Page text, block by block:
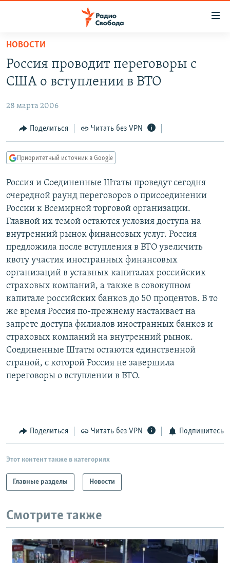
упрощенного
доступа
Вернуться
основному
Вернутся
главной
навигации
Вернутся
поиску
АВТОРСКИЕ ПРОЕКТЫ
ЦИТАТЫ СВОБОДЫ
МНЕНИЯ
IDEL.РЕАЛИИ
КАВКАЗ.РЕАЛИИ
СЕВЕР.РЕАЛИИ
СИБИРЬ.РЕАЛИИ
РАСПИСАНИЕ ВЕЩАНИЯ
ПОДПИШИТЕСЬ НА РАССЫЛКУ
СОЦИАЛЬНЫЕ СЕТИ
Все сайты РСЕ/РС
НОВОСТИ
Россия проводит переговоры с
США о вступлении в ВТО
28 марта 2006
Поделиться Читать без VPN
Приоритетный источник в Google
Россия и Соединенные Штаты проведут сегодня
очередной раунд переговоров о присоединении
России к Всемирной торговой организации.
Главной их темой остаются условия доступа на
внутренний рынок финансовых услуг. Россия
предложила после вступления в ВТО увеличить
квоту участия иностранных финансовых
организаций в уставных капиталах российских
страховых компаний, а также в совокупном
капитале российских банков до 50 процентов. В то
же время Россия по-прежнему настаивает на
запрете доступа филиалов иностранных банков и
страховых компаний на внутренний рынок.
Соединенные Штаты остаются единственной
страной, с которой Россия не завершила
переговоры о вступлении в ВТО.
Поделиться Читать без VPN Подпишитесь
Этот контент также в категориях
Главные разделы Новости
Смотрите также